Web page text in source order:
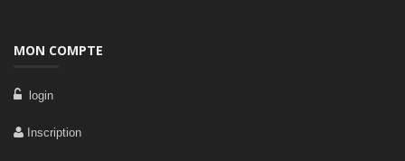
MON COMPTE
login
Inscription